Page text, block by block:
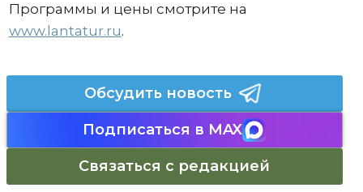
Программы и цены смотрите на
www.lantatur.ru.
Обсудить новость
Подписаться в MAX
Связаться с редакцией